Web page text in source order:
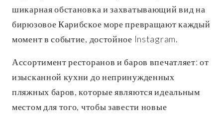
шикарная обстановка и захватывающий вид на
бирюзовое Карибское море превращают каждый
момент в событие, достойное Instagram.
Ассортимент ресторанов и баров впечатляет: от
изысканной кухни до непринужденных
пляжных баров, которые являются идеальным
местом для того, чтобы завести новые